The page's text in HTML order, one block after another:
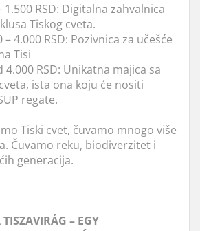
RSD: Digitalna zahvalnica
Tiskog cveta.
4.000 RSD: Pozivnica za učešće
Tisi
RSD: Unikatna majica sa
ista ona koju će nositi
regate.
Tiski cvet, čuvamo mnogo više
Čuvamo reku, biodiverzitet i
generacija.
– EGY